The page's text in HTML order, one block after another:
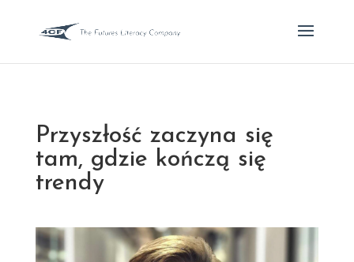
Przyszłość zaczyna się
tam, gdzie kończą się
trendy